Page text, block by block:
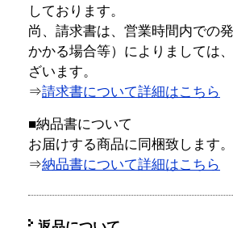
しております。
尚、請求書は、営業時間内での
かかる場合等）によりましては
ざいます。
⇒請求書について詳細はこちら
■納品書について
お届けする商品に同梱致します。
⇒納品書について詳細はこちら